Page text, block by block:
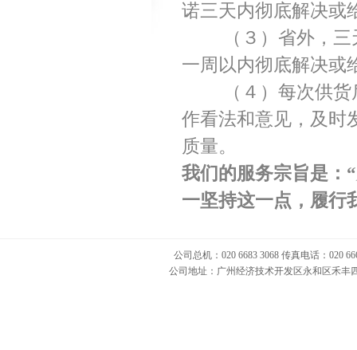
诺三天内彻底解决或
（３）省外，三天
一周以内彻底解决或
（４）每次供货后
作看法和意见，及时
质量。
我们的服务宗旨是：
一坚持这一点，履行
公司总机：020 6683 3068 传真电话：020
公司地址：广州经济技术开发区永和区禾丰